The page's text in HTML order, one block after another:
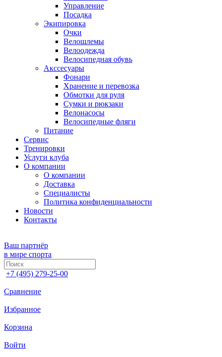
Управление
Посадка
Экипировка
Очки
Велошлемы
Велоодежда
Велосипедная обувь
Акссесуары
Фонари
Хранение и перевозка
Обмотки для руля
Сумки и рюкзаки
Велонасосы
Велосипедные фляги
Питание
Сервис
Тренировки
Услуги клуба
О компании
О компании
Доставка
Специалисты
Политика конфиденциальности
Новости
Контакты
Ваш партнёр
в мире спорта
+7 (495) 279-25-00
Сравнение
Избранное
Корзина
Войти